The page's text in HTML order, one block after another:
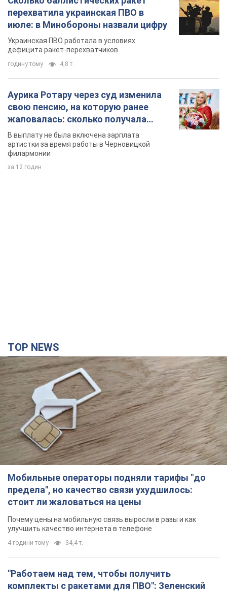
свою пенсию, на которую ранее
жаловалась: сколько получала
певица
артистки за время работы в Черновицкой
филармонии
за 12 годин
Мобильные операторы подняли тарифы "до
предела", но качество связи ухудшилось:
стоит ли жаловаться на цены
Почему цены на мобильную связь выросли в разы и как
улучшить качество интернета в телефоне
4 години тому 34,4 т.
"Работаем над тем, чтобы получить
комплекты с ракетами для ПВО": Зеленский
заслушал доклад Драпатого и объявил о
вопросы в украинской армии
В оккупированной Ялте прогремели мощные
взрывы: поднимается черный дым. Фото и